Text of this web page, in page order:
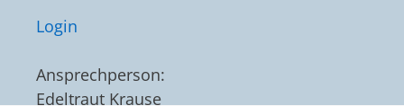
Login
Ansprechperson:
Edeltraut Krause